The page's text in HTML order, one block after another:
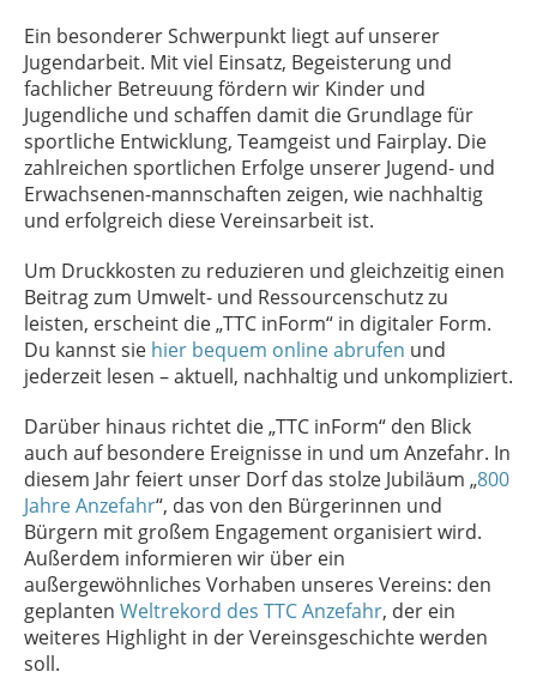
Ein besonderer Schwerpunkt liegt auf unserer
Jugendarbeit. Mit viel Einsatz, Begeisterung und
fachlicher Betreuung fördern wir Kinder und
Jugendliche und schaffen damit die Grundlage für
sportliche Entwicklung, Teamgeist und Fairplay. Die
zahlreichen sportlichen Erfolge unserer Jugend- und
Erwachsenen-mannschaften zeigen, wie nachhaltig
und erfolgreich diese Vereinsarbeit ist.
Um Druckkosten zu reduzieren und gleichzeitig einen
Beitrag zum Umwelt- und Ressourcenschutz zu
leisten, erscheint die „TTC inForm“ in digitaler Form.
Du kannst sie hier bequem online abrufen und
jederzeit lesen – aktuell, nachhaltig und unkompliziert.
Darüber hinaus richtet die „TTC inForm“ den Blick
auch auf besondere Ereignisse in und um Anzefahr. In
diesem Jahr feiert unser Dorf das stolze Jubiläum „800
Jahre Anzefahr“, das von den Bürgerinnen und
Bürgern mit großem Engagement organisiert wird.
Außerdem informieren wir über ein
außergewöhnliches Vorhaben unseres Vereins: den
geplanten Weltrekord des TTC Anzefahr, der ein
weiteres Highlight in der Vereinsgeschichte werden
soll.